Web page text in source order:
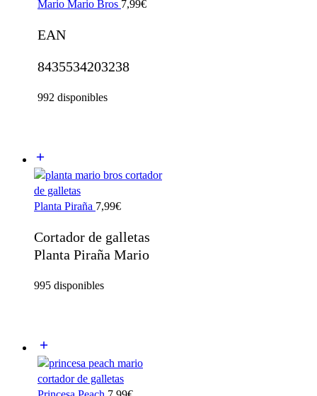
Mario Mario Bros 7,99€
EAN
8435534203238
992 disponibles
Planta Piraña 7,99€
Cortador de galletas
Planta Piraña Mario
995 disponibles